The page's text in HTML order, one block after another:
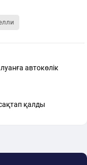
автокөлік
қалды